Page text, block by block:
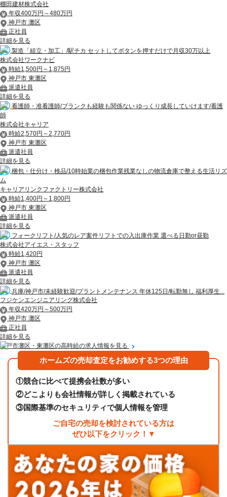
棚田建材株式会社
年収400万円～480万円
神戸市 灘区
正社員
詳細を見る
製造「組立・加工」/駅チカ セットしてボタンを押すだけで月収30万以上
株式会社ワークナビ
時給1,500円～1,875円
神戸市 東灘区
派遣社員
詳細を見る
看護師・准看護師/ブランクも経験も関係ない ゆっくり成長していけます/看護
師
株式会社キャリア
時給2,570円～2,770円
神戸市 東灘区
派遣社員
詳細を見る
梱包・仕分け・検品/10時始業の梱包作業残業なしの物流倉庫で整える生活リズ
ム
キャリアリンクファクトリー株式会社
時給1,400円～1,800円
神戸市 東灘区
派遣社員
詳細を見る
フォークリフト/人気のレア案件リフトでの入出庫作業 選べる日勤or昼勤
株式会社アイエス・スタッフ
時給1,420円
神戸市 灘区
派遣社員
詳細を見る
兵庫/神戸市/未経験歓迎/プラントメンテナンス 年休125日/転勤無し 福利厚生...
フジケンエンジニアリング株式会社
年収420万円～500万円
神戸市 灘区
正社員
詳細を見る
神戸市灘区・東灘区の高時給の求人情報を見る
ホームズの売却査定をお勧めする3つの理由
①競合に比べて提携会社数が多い
②どこよりも会社情報が詳しく掲載されている
③国際基準のセキュリティで個人情報を管理
ご自宅の売却を検討されている方は
ぜひ以下をクリック！▼